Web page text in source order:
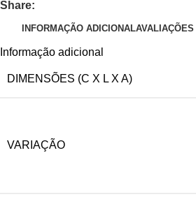
Share:
INFORMAÇÃO ADICIONALAVALIAÇÕES
Informação adicional
DIMENSÕES (C X L X A)
VARIAÇÃO